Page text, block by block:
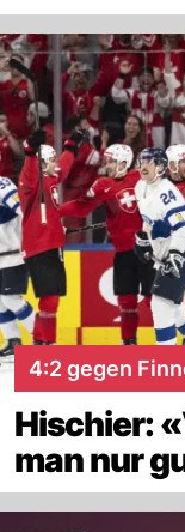
4:2 gegen
Hischier:
man nur